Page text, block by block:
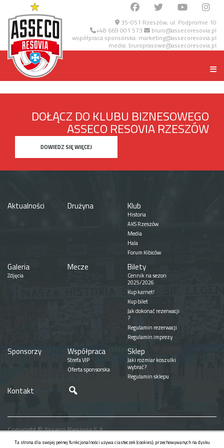
35-051 Rzeszów, ul. Podpromie 10
+48 669 001 573 biuro@assecoresovia.pl
współpraca sponsorska: marketing@assecoresovia.pl
media: biuroprasowe@assecoresovia.pl
DOŁĄCZ DO KLUBU BIZNESOWEGO
ASSECO RESOVIA RZESZÓW
DOWIEDZ SIĘ WIĘCEJ
Aktualności Drużyna Klub
Historia
AKS Rzeszów
Media
Hala
Forum Kibiców
Galeria
Zdjęcia
Mecze Bilety
Cennik na sezon
2025/2026
Kup karnet!
Kup bilet
Jak dokonać rezerwacji
?
Regulamin rezerwacji
Regulamin imprezy
Sponsorzy Współpraca
Strefa VIP
Oferta sponsorska
Sklep
Jaki rozmiar koszulki
wybrać?
Regulamin sklepu
Kontakt
Copyright © Asseco Resovia S.A.
Realizacja
Ta strona dla swojej pełnej funkcjonalności używa ciasteczek (cookies), przechowywanych na dysku